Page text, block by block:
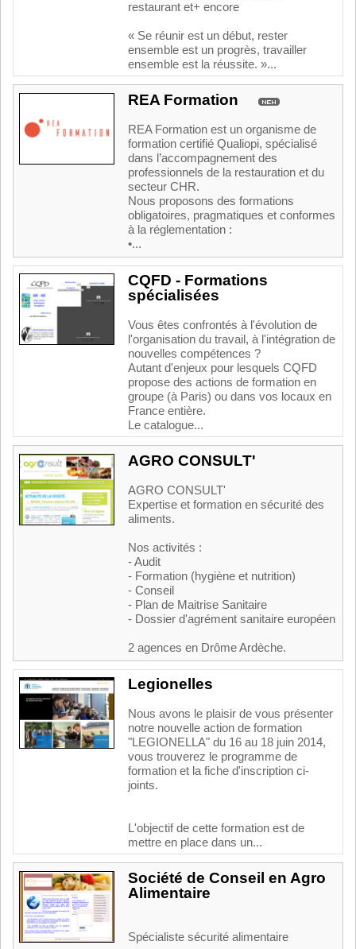
restaurant et+ encore
« Se réunir est un début, rester
ensemble est un progrès, travailler
ensemble est la réussite. »...
REA Formation
REA Formation est un organisme de
formation certifié Qualiopi, spécialisé
dans l’accompagnement des
professionnels de la restauration et du
secteur CHR.
Nous proposons des formations
obligatoires, pragmatiques et conformes
à la réglementation :
•...
CQFD - Formations
spécialisées
Vous êtes confrontés à l'évolution de
l'organisation du travail, à l'intégration de
nouvelles compétences ?
Autant d'enjeux pour lesquels CQFD
propose des actions de formation en
groupe (à Paris) ou dans vos locaux en
France entière.
Le catalogue...
AGRO CONSULT'
AGRO CONSULT'
Expertise et formation en sécurité des
aliments.
Nos activités :
- Audit
- Formation (hygiène et nutrition)
- Conseil
- Plan de Maitrise Sanitaire
- Dossier d'agrément sanitaire européen
2 agences en Drôme Ardèche.
Legionelles
Nous avons le plaisir de vous présenter
notre nouvelle action de formation
"LEGIONELLA" du 16 au 18 juin 2014,
vous trouverez le programme de
formation et la fiche d'inscription ci-
joints.
L'objectif de cette formation est de
mettre en place dans un...
Société de Conseil en Agro
Alimentaire
Spécialiste sécurité alimentaire